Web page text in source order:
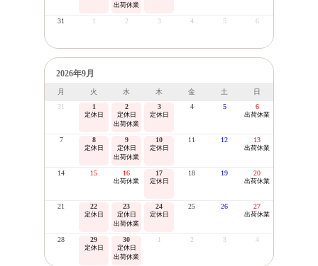
出荷休業
31 1 2 3 4 5 6
2026年9月
月 火 水 木 金 土
日
31
1
定休日
2
定休日
出荷休業
3
定休日
4 5 6
出荷休業
7 8
定休日
9
定休日
出荷休業
10
定休日
11 12 13
出荷休業
14 15 16
出荷休業
17
定休日
18 19 20
出荷休業
21 22
定休日
23
定休日
出荷休業
24
定休日
25 26 27
出荷休業
28 29
定休日
30
定休日
出荷休業
1 2 3 4